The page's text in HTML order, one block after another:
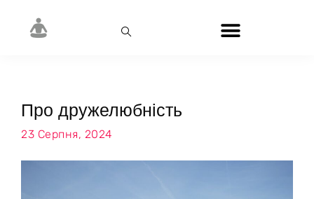
Про дружелюбність
23 Серпня, 2024